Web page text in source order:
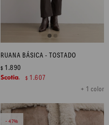
RUANA BÁSICA - TOSTADO
+ 1 color
$ 1.890
$ 1.607
47